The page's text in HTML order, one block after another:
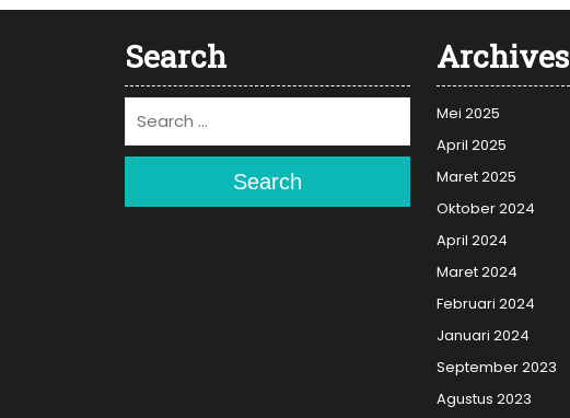
Search
Search
Archives
Mei 2025
April 2025
Maret 2025
Oktober 2024
April 2024
Maret 2024
Februari 2024
Januari 2024
September 2023
Agustus 2023